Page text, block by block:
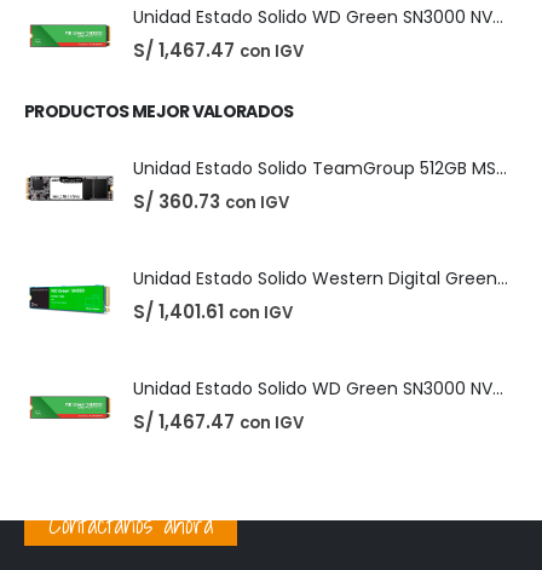
S/1,401.61 con IGV
S/ 1,467.47 con IGV
PRODUCTOS MEJOR VALORADOS
S/360.73 con IGV
S/1,401.61 con IGV
S/1,467.47
Contáctanos ahora